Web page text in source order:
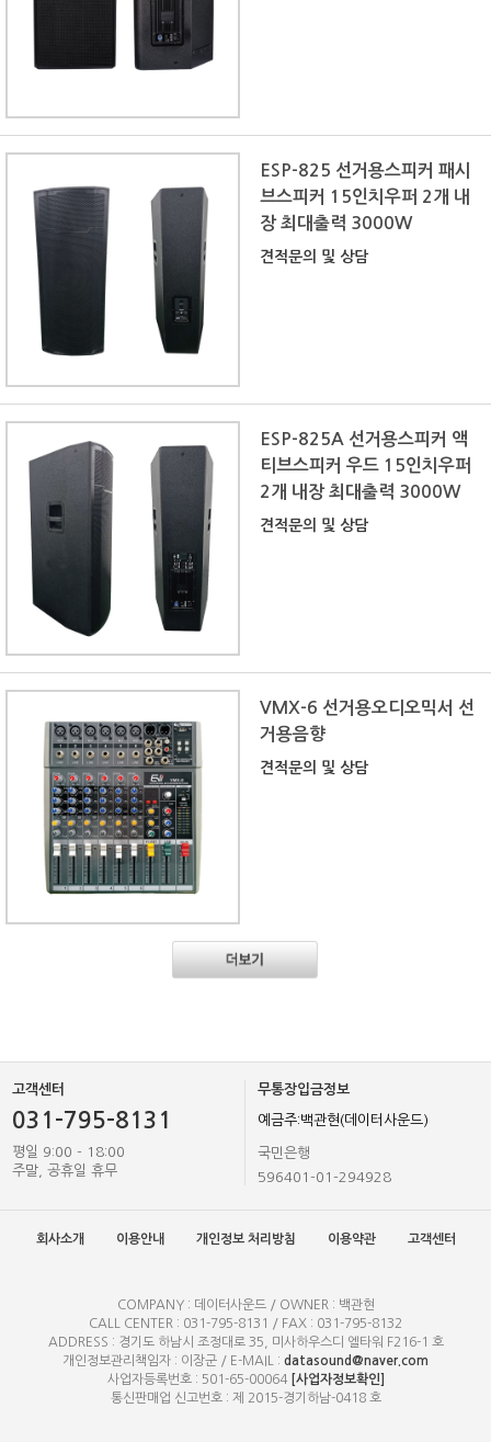
ESP-825 선거용스피커 패시
브스피커 15인치우퍼 2개 내
장 최대출력 3000W
견적문의 및 상담
ESP-825A 선거용스피커 액
티브스피커 우드 15인치우퍼
2개 내장 최대출력 3000W
견적문의 및 상담
VMX-6 선거용오디오믹서 선
거용음향
견적문의 및 상담
고객센터
031-795-8131
평일 9:00 - 18:00
주말, 공휴일 휴무
무통장입금정보
예금주:백관현(데이터사운드)
국민은행
596401-01-294928
회사소개 이용안내 개인정보 처리방침 이용약관 고객센터
COMPANY : 데이터사운드 / OWNER : 백관현
CALL CENTER : 031-795-8131 / FAX : 031-795-8132
ADDRESS : 경기도 하남시 조정대로 35, 미사하우스디 엘타워 F216-1 호
개인정보관리책임자 : 이장군 / E-MAIL : datasound@naver.com
사업자등록번호 : 501-65-00064 [사업자정보확인]
통신판매업 신고번호 : 제 2015-경기하남-0418 호